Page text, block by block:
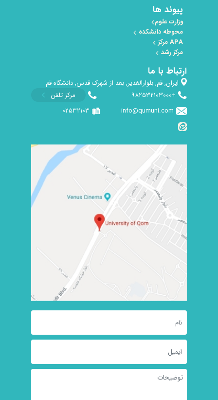
کرسی علمی ترویجی امکان‌سنجی فقهی مخاطب واقع شدن صغار در
تبلیغات تجاری
بیشتر
کرسی ترویجی شناسایی چالش‌ها و کژکارکردهای مدیریت استعداد
پیوند ها
وزارت علوم
محوطه دانشکده
APA مرکز
مرکز رشد
ارتباط با ما
ایران, قم, بلوارالغدیر, بعد از شهرک قدس, دانشگاه قم
+۹۸۲۵۳۲۱۰۳۰۰۰
مرکز تلفن
info@qumuni.com
۰۲۵۳۲۱۰۳